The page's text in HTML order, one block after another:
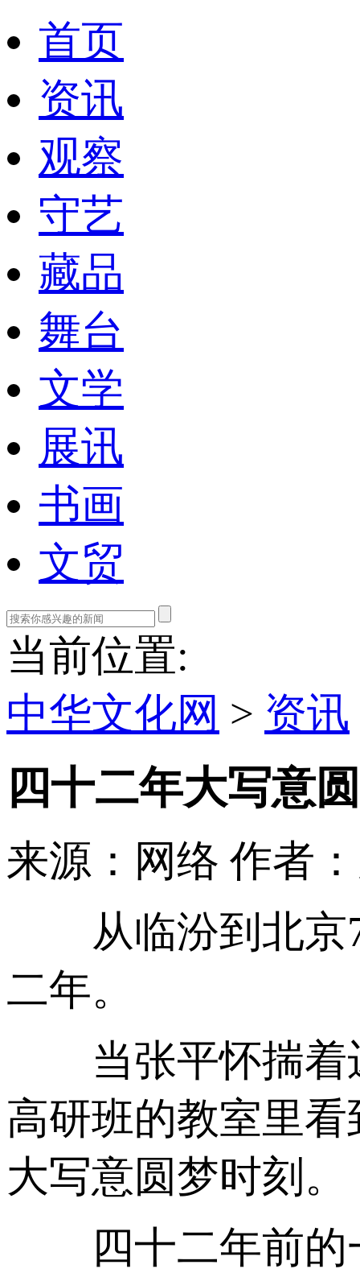
首页
资讯
观察
守艺
藏品
舞台
文学
展讯
书画
文贸
当前位置:
中华文化网 > 资讯
四十二年大写意
来源：网络 作者
从临汾到北京
二年。
当张平怀揣着
高研班的教室里
大写意圆梦时刻。
四十二年前的